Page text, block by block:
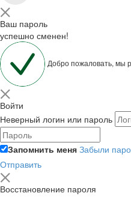
Ваш пароль
успешно сменен!
Добро пожаловать, мы
Войти
Неверный логин или пароль
Запомнить меня Забыли
Отправить
Восстановление пароля